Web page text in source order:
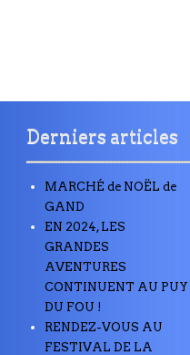
Derniers articles
MARCHÉ de NOËL de
GAND
EN 2024, LES
GRANDES
AVENTURES
CONTINUENT AU PUY
DU FOU !
RENDEZ-VOUS AU
FESTIVAL DE LA